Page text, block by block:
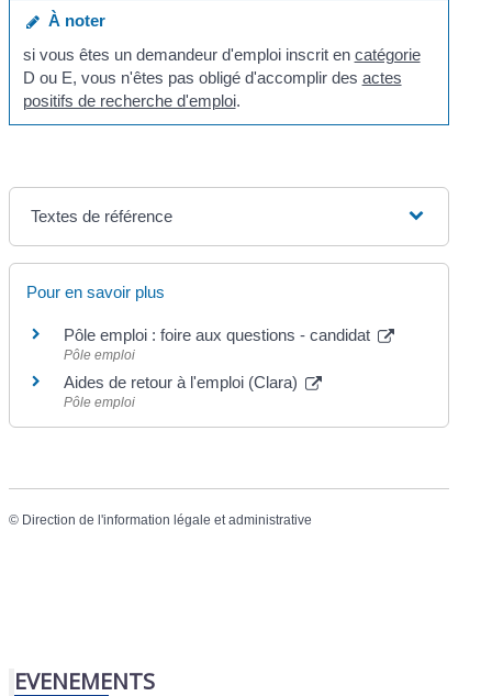
À noter
si vous êtes un demandeur d'emploi inscrit en catégorie
D ou E, vous n'êtes pas obligé d'accomplir des actes
positifs de recherche d'emploi.
Textes de référence
Pour en savoir plus
Pôle emploi : foire aux questions - candidat
Pôle emploi
Aides de retour à l'emploi (Clara)
Pôle emploi
© Direction de l'information légale et administrative
EVENEMENTS